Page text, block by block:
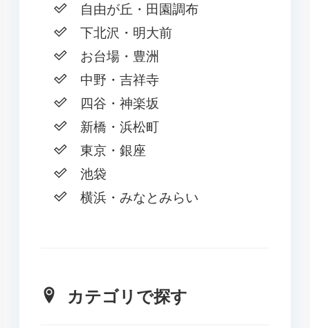
自由が丘・田園調布
下北沢・明大前
お台場・豊洲
中野・吉祥寺
四谷・神楽坂
新橋・浜松町
東京・銀座
池袋
横浜・みなとみらい
カテゴリで探す